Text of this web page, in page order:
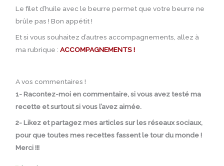
Le filet d’huile avec le beurre permet que votre beurre ne
brûle pas ! Bon appétit !
Et si vous souhaitez d’autres accompagnements, allez à
ma rubrique :ACCOMPAGNEMENTS !
A vos commentaires !
1- Racontez-moi en commentaire, si vous avez testé ma
recette et surtout si vous l’avez aimée.
2- Likez et partagez mes articles sur les réseaux sociaux,
pour que toutes mes recettes fassent le tour du monde !
Merci !!!